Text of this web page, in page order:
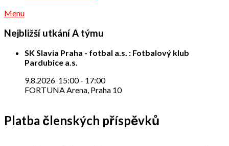
Menu
Nejbližší utkání A týmu
SK Slavia Praha - fotbal a.s. : Fotbalový klub
Pardubice a.s.
9.8.2026 15:00- 17:00
FORTUNA Arena, Praha 10
Platba členských příspěvků